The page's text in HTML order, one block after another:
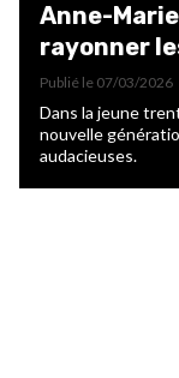
Anne-
rayonner
Publié le 07/03/2026
Dans la jeune
nouvelle
audacieuses.